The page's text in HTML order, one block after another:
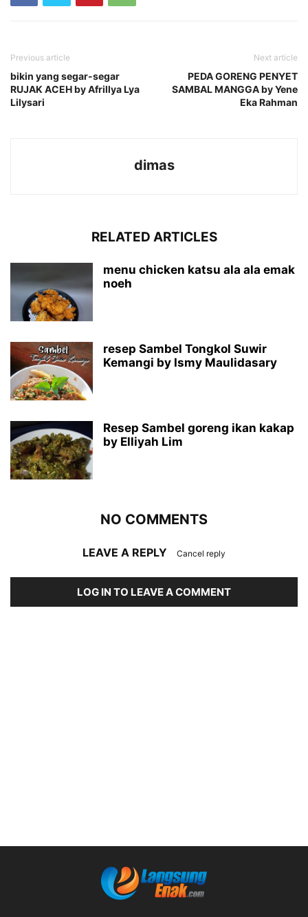
Previous article
bikin yang segar-segar
RUJAK ACEH by Afrillya Lya
Lilysari
Next article
PEDA GORENG PENYET
SAMBAL MANGGA by Yene
Eka Rahman
dimas
RELATED ARTICLES
menu chicken katsu ala ala emak
noeh
resep Sambel Tongkol Suwir
Kemangi by Ismy Maulidasary
Resep Sambel goreng ikan kakap
by Elliyah Lim
NO COMMENTS
LEAVE A REPLY Cancel reply
LOG IN TO LEAVE A COMMENT